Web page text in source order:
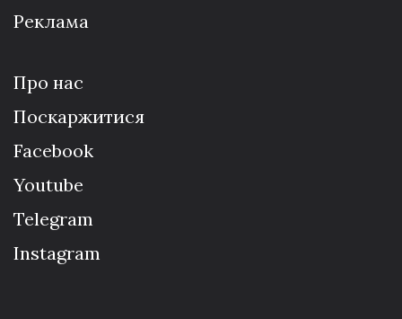
Реклама
Про нас
Поскаржитися
Facebook
Youtube
Telegram
Instagram